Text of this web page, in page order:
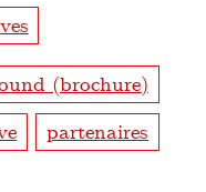
(brochure)
partenaires